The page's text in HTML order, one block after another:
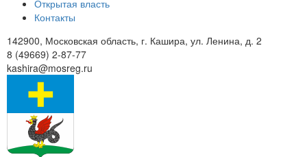
Открытая власть
Контакты
142900, Московская область, г. Кашира, ул. Ленина, д. 2
8 (49669) 2-87-77
kashira@mosreg.ru